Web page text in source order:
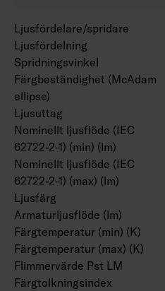
Ljusfördelare/spridare
Ljusfördelning
Spridningsvinkel
Färgbeständighet (McAdam
ellipse)
Ljusuttag
Nominellt ljusflöde (IEC
62722-2-1) (min) (lm)
Nominellt ljusflöde (IEC
62722-2-1) (max) (lm)
Ljusfärg
Armaturljusflöde (lm)
Färgtemperatur (min) (K)
Färgtemperatur (max) (K)
Flimmervärde Pst LM
Färgtolkningsindex